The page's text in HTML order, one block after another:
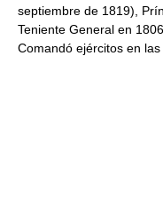
septiembre de 1819),
Teniente General en
Comandó ejércitos en